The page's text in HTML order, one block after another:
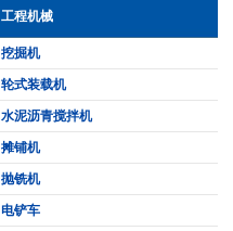
工程机械
挖掘机
轮式装载机
水泥沥青搅拌机
摊铺机
抛铣机
电铲车